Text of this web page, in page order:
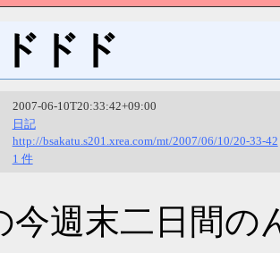
ドドド
2007-06-10T20:33:42+09:00
日記
http://bsakatu.s201.xrea.com/mt/2007/06/10/20-33-42
1 件
今週末二日間の